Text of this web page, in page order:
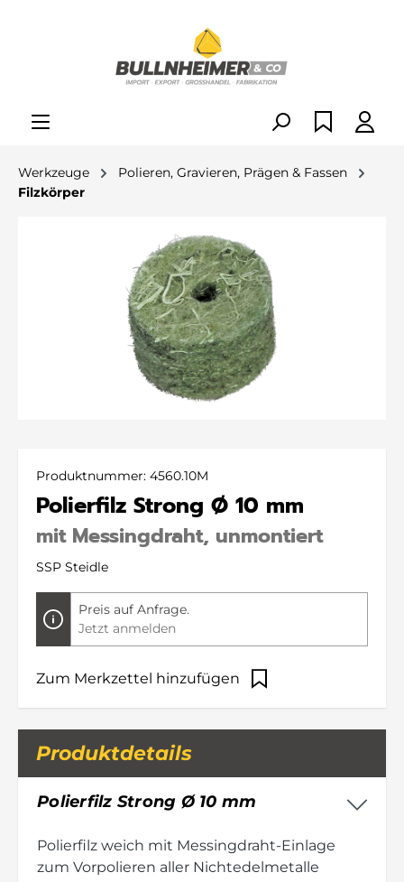
Werkzeuge
Polieren, Gravieren, Prägen & Fassen
Filzkörper
Produktnummer: 4560.10M
Polierfilz Strong Ø 10 mm
mit Messingdraht, unmontiert
SSP Steidle
Preis auf Anfrage.
Jetzt anmelden
Zum Merkzettel hinzufügen
Produktdetails
Polierfilz Strong Ø 10 mm
Polierfilz weich mit Messingdraht-Einlage
zum Vorpolieren aller Nichtedelmetalle